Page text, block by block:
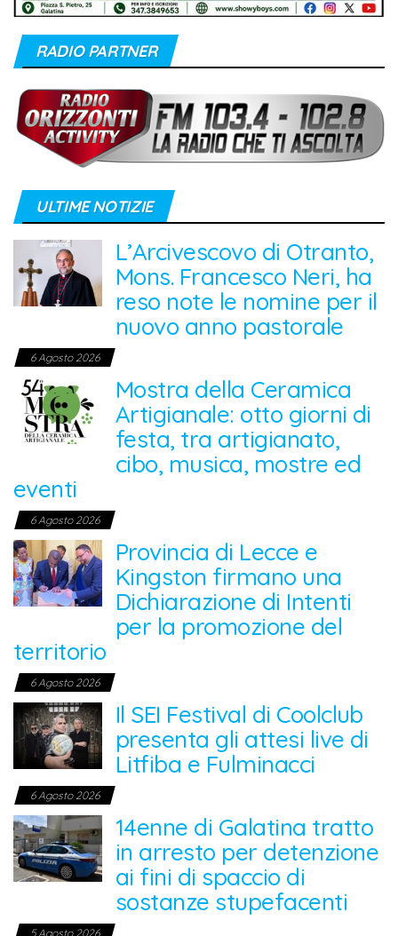
RADIO PARTNER
ULTIME NOTIZIE
L’Arcivescovo di Otranto,
Mons. Francesco Neri, ha
reso note le nomine per il
nuovo anno pastorale
6 Agosto 2026
Mostra della Ceramica
Artigianale: otto giorni di
festa, tra artigianato,
cibo, musica, mostre ed
eventi
6 Agosto 2026
Provincia di Lecce e
Kingston firmano una
Dichiarazione di Intenti
per la promozione del
territorio
6 Agosto 2026
Il SEI Festival di Coolclub
presenta gli attesi live di
Litfiba e Fulminacci
6 Agosto 2026
14enne di Galatina tratto
in arresto per detenzione
ai fini di spaccio di
sostanze stupefacenti
5 Agosto 2026